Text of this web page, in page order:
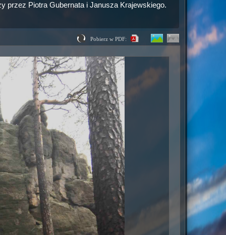
przez Piotra Gubernata i Janusza Krajewskiego.
Pobierz w PDF: